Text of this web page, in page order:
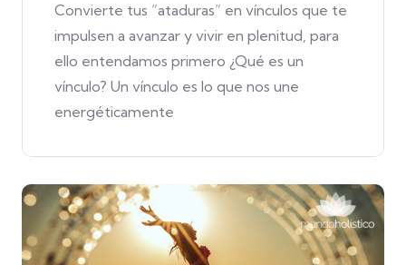
Convierte tus “ataduras” en vínculos que te
impulsen a avanzar y vivir en plenitud, para
ello entendamos primero ¿Qué es un
vínculo? Un vínculo es lo que nos une
energéticamente